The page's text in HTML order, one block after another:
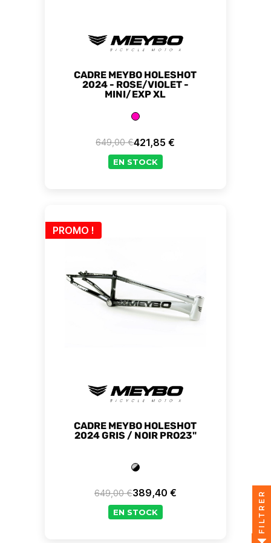
CADRE MEYBO HOLESHOT
2024 - ROSE/VIOLET -
MINI/EXP XL
Prix de base
649,00 €Prix
421,85 €
EN STOCK
CADRE MEYBO HOLESHOT
2024 GRIS / NOIR PRO23"
Prix de base
649,00 € Prix
389,40 €
EN STOCK
PROMO !
FILTRER